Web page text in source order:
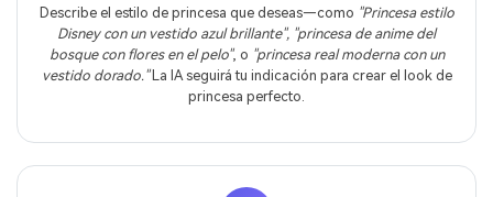
Describe el estilo de princesa que deseas—como "Princesa estilo
Disney con un vestido azul brillante", "princesa de anime del
bosque con flores en el pelo", o "princesa real moderna con un
vestido dorado."La IA seguirá tu indicación para crear el look de
princesa perfecto.